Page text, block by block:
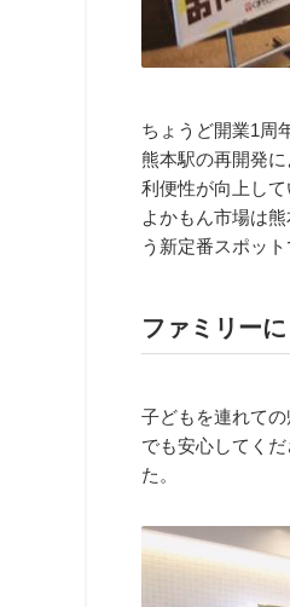
ちょうど開業1周
熊本駅の再開発
利便性が向上して
よかもん市場は
う新定番スポット
ファミリー
子どもを連れての
でも安心してく
た。